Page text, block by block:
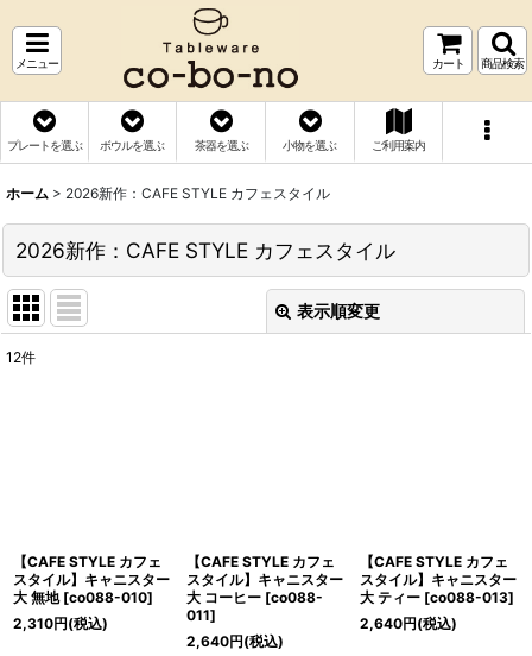
メニュー カート 商品検索
プレートを選ぶ ボウルを選ぶ 茶器を選ぶ 小物を選ぶ ご利用案内
ホーム > 2026新作：CAFE STYLE カフェスタイル
2026新作：CAFE STYLE カフェスタイル
表示順変更
12件
【CAFE STYLE カフェ
スタイル】キャニスター
大 無地 [co088-010]
2,310円(税込)
【CAFE STYLE カフェ
スタイル】キャニスター
大 コーヒー [co088-
011]
2,640円(税込)
【CAFE STYLE カフェ
スタイル】キャニスター
大 ティー [co088-013]
2,640円(税込)